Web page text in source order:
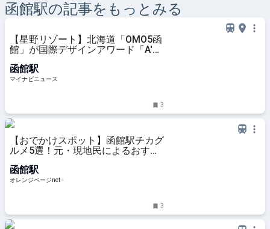
函館駅の記事をもっとみる
【星野リゾート】北海道「OMO5函
館」が国際デザインアワード「A'
- どんなホテル?
函館駅
マイナビニュース
3
【おでかけスポット】函館駅チカグ
ルメ5選！元・現地民によるおすす
ジページnet
函館駅
オレンジページnet -
3